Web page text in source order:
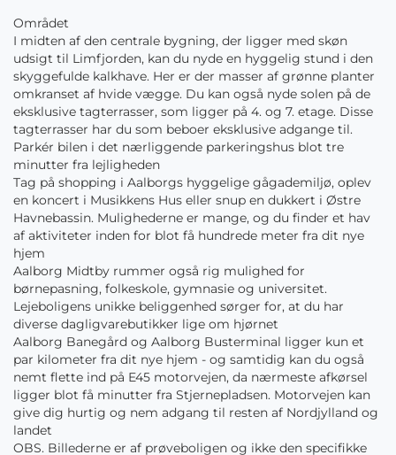
Området
I midten af den centrale bygning, der ligger med skøn
udsigt til Limfjorden, kan du nyde en hyggelig stund i den
skyggefulde kalkhave. Her er der masser af grønne planter
omkranset af hvide vægge. Du kan også nyde solen på de
eksklusive tagterrasser, som ligger på 4. og 7. etage. Disse
tagterrasser har du som beboer eksklusive adgange til.
Parkér bilen i det nærliggende parkeringshus blot tre
minutter fra lejligheden
Tag på shopping i Aalborgs hyggelige gågademiljø, oplev
en koncert i Musikkens Hus eller snup en dukkert i Østre
Havnebassin. Mulighederne er mange, og du finder et hav
af aktiviteter inden for blot få hundrede meter fra dit nye
hjem
Aalborg Midtby rummer også rig mulighed for
børnepasning, folkeskole, gymnasie og universitet.
Lejeboligens unikke beliggenhed sørger for, at du har
diverse dagligvarebutikker lige om hjørnet
Aalborg Banegård og Aalborg Busterminal ligger kun et
par kilometer fra dit nye hjem - og samtidig kan du også
nemt flette ind på E45 motorvejen, da nærmeste afkørsel
ligger blot få minutter fra Stjernepladsen. Motorvejen kan
give dig hurtig og nem adgang til resten af Nordjylland og
landet
OBS. Billederne er af prøveboligen og ikke den specifikke